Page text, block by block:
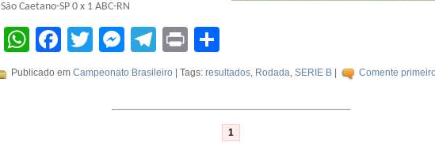
São Caetano-SP 0 x 1 ABC-RN
WhatsApp
Facebook
TwitterMessenger
Telegram
Print
Publicado em Campeonato Brasileiro | Tags: resultados, Rodada, SERIE B Comente
1